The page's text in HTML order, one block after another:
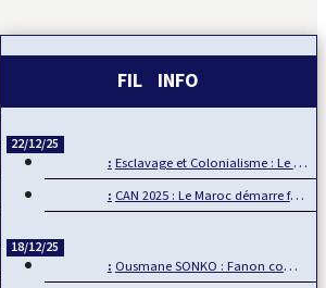
FIL INFO
22/12/25
Esclavage et Colonialisme : Le Ghana, porte-voix pour…
CAN 2025 : Le Maroc démarre fort sa CAN
18/12/25
Ousmane SONKO : Fanon comme boussole de la souveraineté…